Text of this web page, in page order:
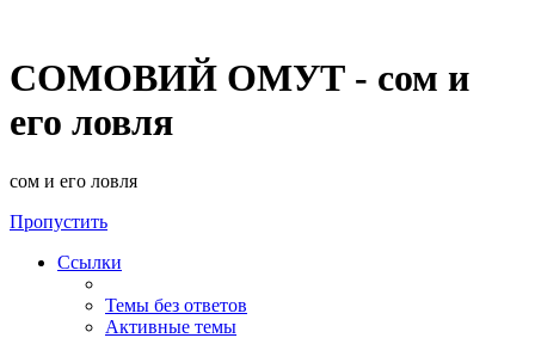
СОМОВИЙ ОМУТ - сом и
его ловля
сом и его ловля
Пропустить
Ссылки
Темы без ответов
Активные темы